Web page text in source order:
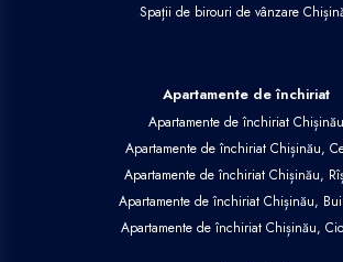
Spații de birouri de vânzare
Apartamente de închiriat
Apartamente de închiriat Chișinău
Apartamente de închiriat Chișinău,
Apartamente de închiriat Chișinău,
Apartamente de închiriat Chișinău,
Apartamente de închiriat Chișinău,